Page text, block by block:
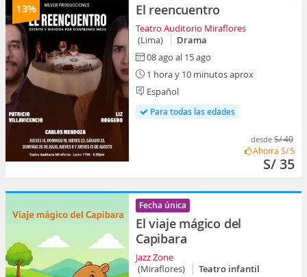
13% El reencuentro
Teatro Auditorio Miraflores
(Lima)
Drama
08 ago al 15 ago
1 hora y 10 minutos aprox
Español
Para todas las edades
desde S/ 40
Ahorra S/ 5
S/ 35
Fecha única
El viaje mágico del
Capibara
Jazz Zone
(Miraflores)
Teatro infantil